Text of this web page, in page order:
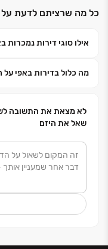
האמיתי הוא הערכים
היסודות עליהם נבנה
חותרים למצוין.
וחדשנות: אנו משלבים
הקפדה מחמירה על
אפי קפיטל היא גם
המעניק לכם כתובת
האיכות.הבחירה
בראש שקט ובשותף
כל מה שרציתם לדעת על
אילו סוגי דירות
מה כלול בדירות באפי
לא מצאת את התשובה
שאל את היזם